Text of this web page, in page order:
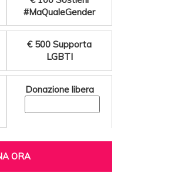
#MaQualeGender
€ 500 Supporta
LGBTI
Donazione libera
ORA